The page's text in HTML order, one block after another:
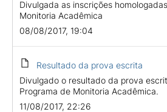
Divulgada as inscrições
Monitoria Acadêmica
08/08/2017, 19:04
Resultado da prova escrita
Divulgado o resultado da prova
Programa de Monitoria Acadêmica.
11/08/2017, 22:26